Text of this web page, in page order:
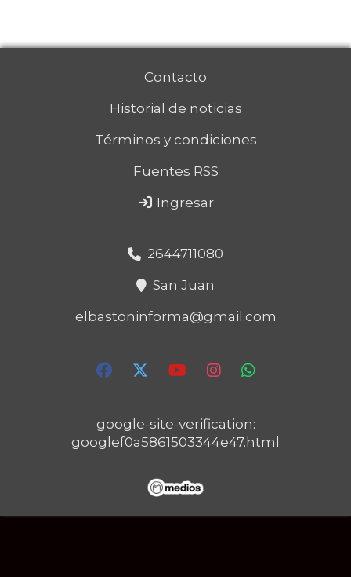
Contacto
Historial de noticias
Términos y condiciones
Fuentes RSS
Ingresar
google-site-verification:
googlef0a5861503344e47.html
2644711080
San Juan
elbastoninforma@gmail.com